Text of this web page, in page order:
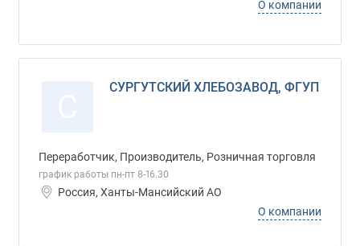
О компании
СУРГУТСКИЙ ХЛЕБОЗАВОД, ФГУП
Переработчик, Производитель, Розничная торговля
график работы пн-пт 8-16.30
Россия, Ханты-Мансийский АО
О компании